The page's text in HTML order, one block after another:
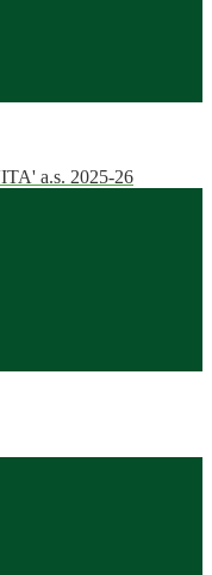
a.s. 2025-26